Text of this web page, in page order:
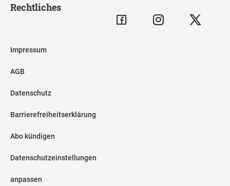
Rechtliches
Impressum
AGB
Datenschutz
Barrierefreiheitserklärung
Abo kündigen
Datenschutzeinstellungen
anpassen